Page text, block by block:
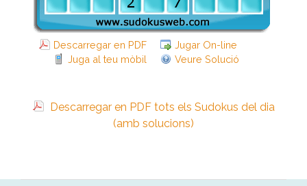
Descarregar en PDF
Jugar On-line
Juga al teu mòbil
Veure Solució
Descarregar en PDF tots els Sudokus del dia
(amb solucions)